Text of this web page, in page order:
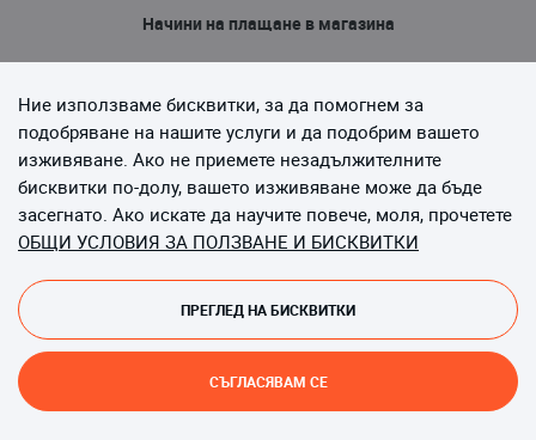
Начини на плащане в магазина
Copyright © 2013-до момента Magento, Inc. Всички права
Онлайн магазин от
Ние използваме бисквитки, за да помогнем за
подобряване на нашите услуги и да подобрим вашето
изживяване. Ако не приемете незадължителните
бисквитки по-долу, вашето изживяване може да бъде
засегнато. Ако искате да научите повече, моля, прочетете
ОБЩИ УСЛОВИЯ ЗА ПОЛЗВАНЕ И БИСКВИТКИ
СЪГЛАСЯВАМ СЕ
ПРЕГЛЕД НА БИСКВИТКИ